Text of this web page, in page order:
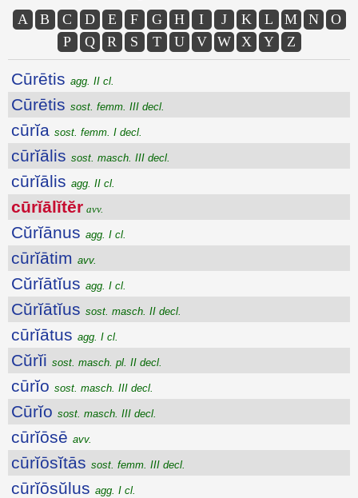
A B C D E F G H I J K L M N
O
P
Q R S T U V W X Y Z
Cūrētis agg. II cl.
Cūrētis sost. femm. III decl.
cūrĭa sost. femm. I decl.
cūrĭālis sost. masch. III decl.
cūrĭālis agg. II cl.
cūrĭālĭtĕr avv.
Cŭrĭānus agg. I cl.
cūrĭātim avv.
Cŭrĭātĭus agg. I cl.
Cŭrĭātĭus sost. masch. II decl.
cūrĭātus agg. I cl.
Cŭrĭi sost. masch. pl. II decl.
cūrĭo sost. masch. III decl.
Cūrĭo sost. masch. III decl.
cūrĭōsē avv.
cūrĭōsĭtās sost. femm. III decl.
cūrĭōsŭlus agg. I cl.